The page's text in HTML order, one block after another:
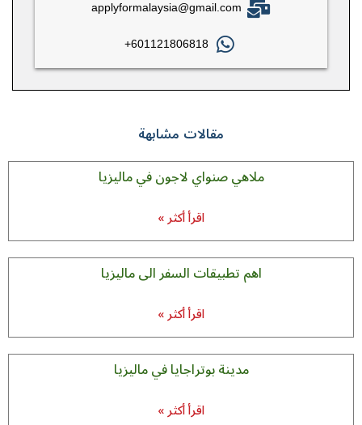
applyformalaysia@gmail.com
601121806818+
مقالات مشابهة
ملاهي صنواي لاجون في مالیزیا
اقرأ أكثر »
اهم تطبيقات السفر الى ماليزيا
اقرأ أكثر »
مدينة بوتراجايا في ماليزيا
اقرأ أكثر »